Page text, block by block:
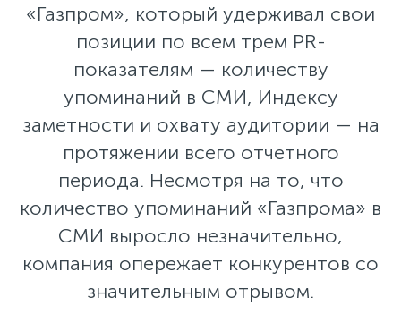
«Газпром», который удерживал свои
позиции по всем трем PR-
показателям — количеству
упоминаний в СМИ, Индексу
заметности и охвату аудитории — на
протяжении всего отчетного
периода. Несмотря на то, что
количество упоминаний «Газпрома» в
СМИ выросло незначительно,
компания опережает конкурентов со
значительным отрывом.